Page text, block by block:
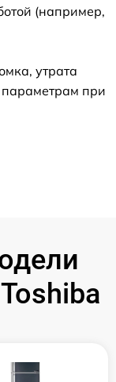
(например,
утрата
параметрам при